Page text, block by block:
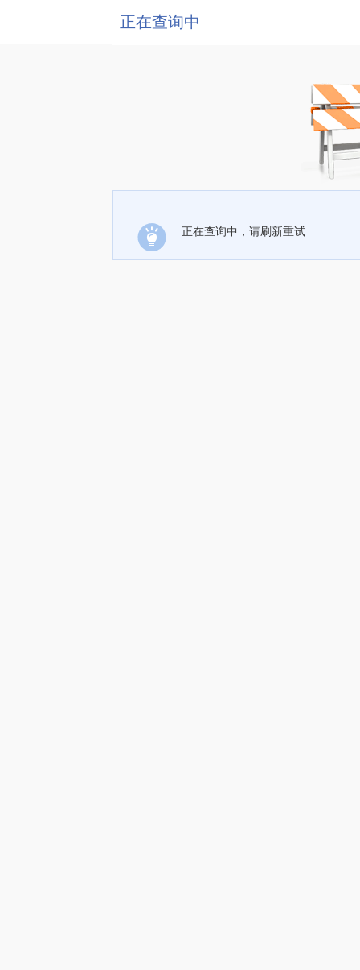
正在查询中
正在查询中，请刷新重试